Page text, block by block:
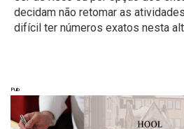
decidam não retomar as
difícil ter números exatos nesta
Pub